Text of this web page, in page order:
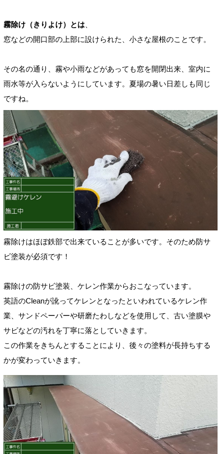
霧除け（きりよけ）とは
窓などの開口部の上部に設けられた、小さな屋根のことです。
その名の通り、霧や小雨などがあっても窓を開閉出来、室内に
雨水等が入らないようにしています。夏場の暑い日差しも同じ
ですね。
霧除けはほぼ鉄部で出来ていることが多いです。そのため防サ
ビ塗装が必須です！
霧除けの防サビ塗装、ケレン作業からおこなっています。
英語のCleanが訛ってケレンとなったといわれているケレン作
業、サンドペーパーや研磨たわしなどを使用して、古い塗膜や
サビなどの汚れを丁寧に落としていきます。
この作業をきちんとすることにより、後々の塗料が長持ちする
かが変わっていきます。